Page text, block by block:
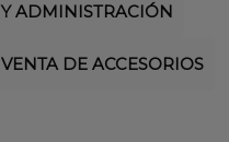
ADMINISTRACIÓN
DE ACCESORIOS